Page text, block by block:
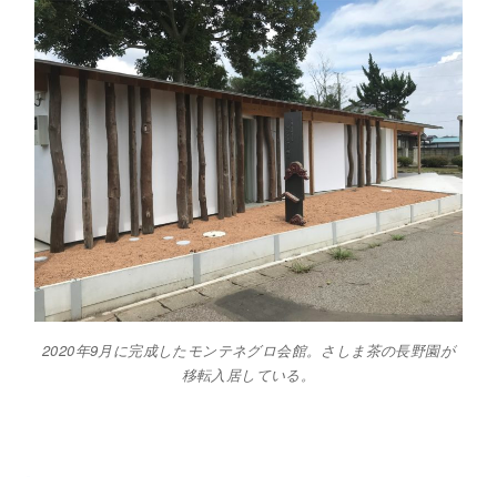
2020年9月に完成したモンテネグロ会館。さしま茶の長野園が
移転入居している。